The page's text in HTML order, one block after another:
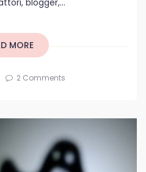
MORE
2 Comments